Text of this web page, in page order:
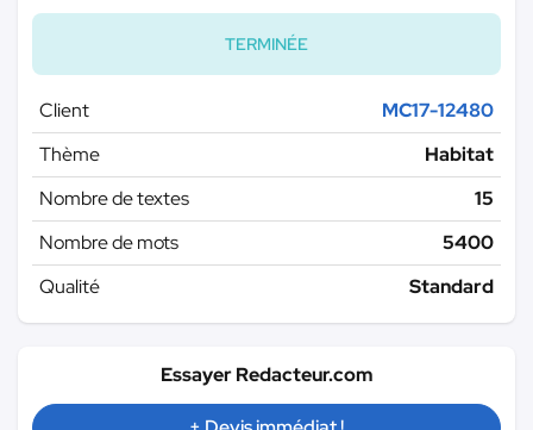
TERMINÉE
Client
MC17-12480
Thème
Habitat
Nombre de textes
15
Nombre de mots
5400
Qualité
Standard
Essayer Redacteur.com